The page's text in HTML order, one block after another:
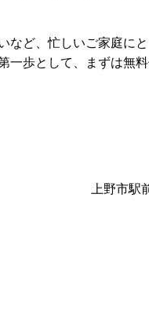
など、忙しいご家庭に
一歩として、まずは無
上野市駅